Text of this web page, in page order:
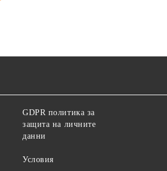
GDPR политика за
защита на личните
данни
Условия